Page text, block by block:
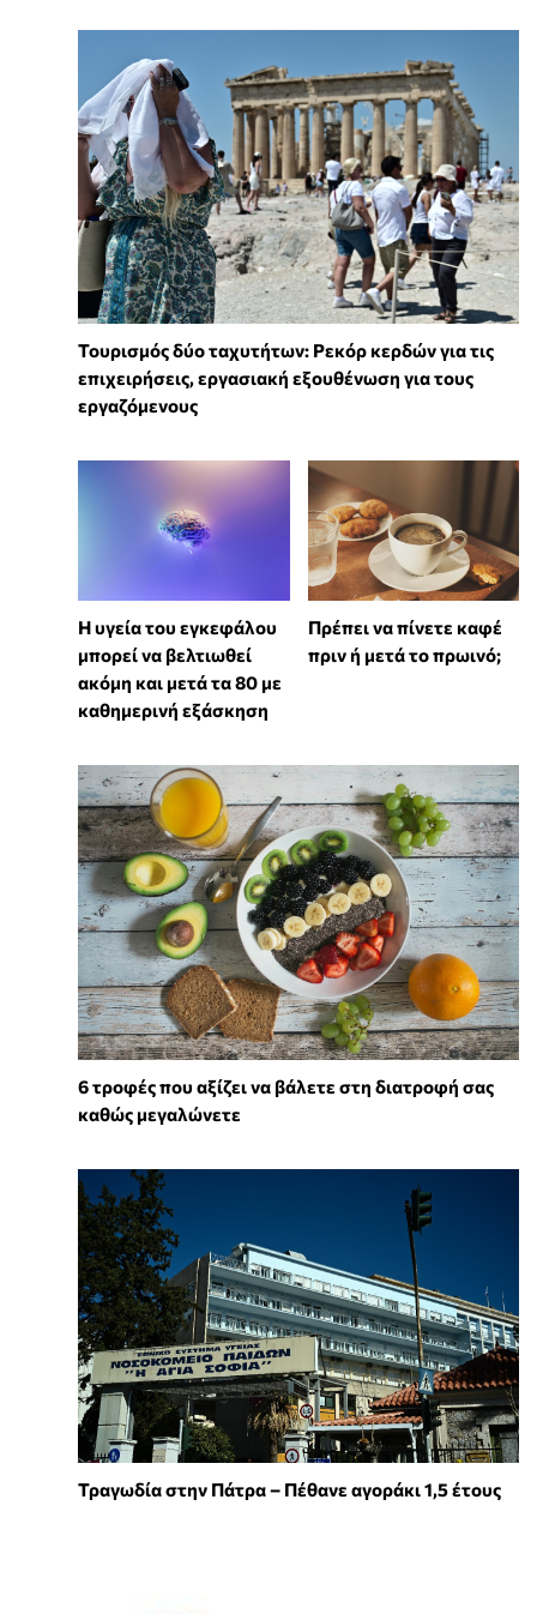
Τουρισμός δύο ταχυτήτων: Ρεκόρ κερδών για τις
επιχειρήσεις, εργασιακή εξουθένωση για τους
εργαζόμενους
Η υγεία του εγκεφάλου
μπορεί να βελτιωθεί
ακόμη και μετά τα 80 με
καθημερινή εξάσκηση
Πρέπει να πίνετε καφέ
πριν ή μετά το πρωινό;
6 τροφές που αξίζει να βάλετε στη διατροφή σας
καθώς μεγαλώνετε
Τραγωδία στην Πάτρα – Πέθανε αγοράκι 1,5 έτους